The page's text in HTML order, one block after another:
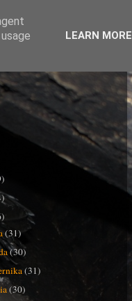
(31)
(30)
(31)
(30)
LEARN MORE